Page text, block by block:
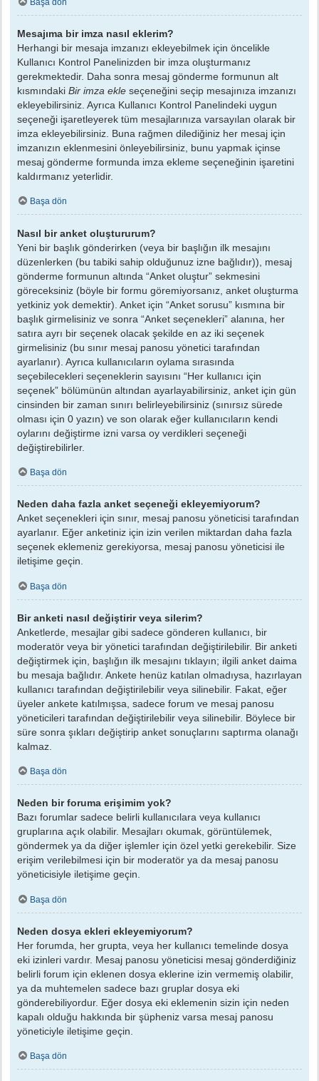
Mesajıma bir imza nasıl eklerim?
Herhangi bir mesaja imzanızı ekleyebilmek için öncelikle
Kullanıcı Kontrol Panelinizden bir imza oluşturmanız
gerekmektedir. Daha sonra mesaj gönderme formunun alt
kısmındaki Bir imza ekle seçeneğini seçip mesajınıza imzanızı
ekleyebilirsiniz. Ayrıca Kullanıcı Kontrol Panelindeki uygun
seçeneği işaretleyerek tüm mesajlarınıza varsayılan olarak bir
imza ekleyebilirsiniz. Buna rağmen dilediğiniz her mesaj için
imzanızın eklenmesini önleyebilirsiniz, bunu yapmak içinse
mesaj gönderme formunda imza ekleme seçeneğinin işaretini
kaldırmanız yeterlidir.
Başa dön
Nasıl bir anket oluştururum?
Yeni bir başlık gönderirken (veya bir başlığın ilk mesajını
düzenlerken (bu tabiki sahip olduğunuz izne bağlıdır)), mesaj
gönderme formunun altında “Anket oluştur” sekmesini
göreceksiniz (böyle bir formu göremiyorsanız, anket oluşturma
yetkiniz yok demektir). Anket için “Anket sorusu” kısmına bir
başlık girmelisiniz ve sonra “Anket seçenekleri” alanına, her
satıra ayrı bir seçenek olacak şekilde en az iki seçenek
girmelisiniz (bu sınır mesaj panosu yönetici tarafından
ayarlanır). Ayrıca kullanıcıların oylama sırasında
seçebilecekleri seçeneklerin sayısını “Her kullanıcı için
seçenek” bölümünün altından ayarlayabilirsiniz, anket için gün
cinsinden bir zaman sınırı belirleyebilirsiniz (sınırsız sürede
olması için 0 yazın) ve son olarak eğer kullanıcıların kendi
oylarını değiştirme izni varsa oy verdikleri seçeneği
değiştirebilirler.
Başa dön
Neden daha fazla anket seçeneği ekleyemiyorum?
Anket seçenekleri için sınır, mesaj panosu yöneticisi tarafından
ayarlanır. Eğer anketiniz için izin verilen miktardan daha fazla
seçenek eklemeniz gerekiyorsa, mesaj panosu yöneticisi ile
iletişime geçin.
Başa dön
Bir anketi nasıl değiştirir veya silerim?
Anketlerde, mesajlar gibi sadece gönderen kullanıcı, bir
moderatör veya bir yönetici tarafından değiştirilebilir. Bir anketi
değiştirmek için, başlığın ilk mesajını tıklayın; ilgili anket daima
bu mesaja bağlıdır. Ankete henüz katılan olmadıysa, hazırlayan
kullanıcı tarafından değiştirilebilir veya silinebilir. Fakat, eğer
üyeler ankete katılmışsa, sadece forum ve mesaj panosu
yöneticileri tarafından değiştirilebilir veya silinebilir. Böylece bir
süre sonra şıkları değiştirip anket sonuçlarını saptırma olanağı
kalmaz.
Başa dön
Neden bir foruma erişimim yok?
Bazı forumlar sadece belirli kullanıcılara veya kullanıcı
gruplarına açık olabilir. Mesajları okumak, görüntülemek,
göndermek ya da diğer işlemler için özel yetki gerekebilir. Size
erişim verilebilmesi için bir moderatör ya da mesaj panosu
yöneticisiyle iletişime geçin.
Başa dön
Neden dosya ekleri ekleyemiyorum?
Her forumda, her grupta, veya her kullanıcı temelinde dosya
eki izinleri vardır. Mesaj panosu yöneticisi mesaj gönderdiğiniz
belirli forum için eklenen dosya eklerine izin vermemiş olabilir,
ya da muhtemelen sadece bazı gruplar dosya eki
gönderebiliyordur. Eğer dosya eki eklemenin sizin için neden
kapalı olduğu hakkında bir şüpheniz varsa mesaj panosu
yöneticiyle iletişime geçin.
Başa dön